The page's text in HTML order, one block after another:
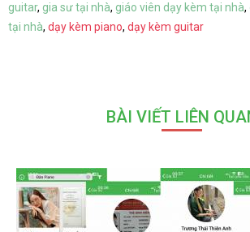
guitar, gia sư tại nhà, giáo viên dạy kèm tại nhà,
tại nhà, dạy kèm piano, dạy kèm guitar
BÀI VIẾT LIÊN